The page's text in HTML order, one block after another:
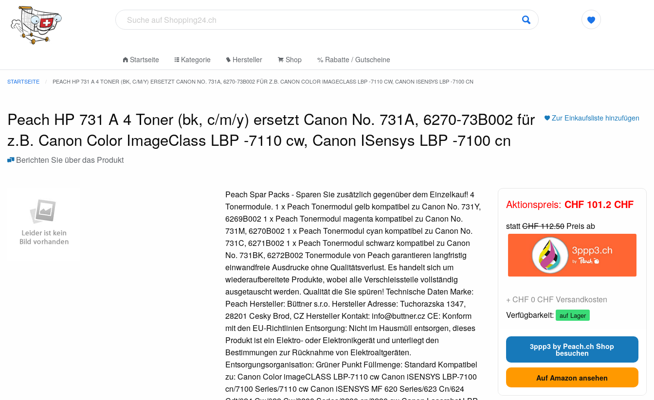
Startseite Kategorie Hersteller Shop % Rabatte / Gutscheine
STARTSEITE PEACH HP 731 A 4 TONER (BK, C/M/Y) ERSETZT CANON NO. 731A, 6270-73B002 FÜR Z.B. CANON COLOR IMAGECLASS LBP -7110 CW, CANON ISENSYS LBP -7100 CN
Zur Einkaufsliste hinzufügen
Peach HP 731 A 4 Toner (bk, c/m/y) ersetzt Canon No. 731A, 6270-73B002 für
z.B. Canon Color ImageClass LBP -7110 cw, Canon ISensys LBP -7100 cn
Berichten Sie über das Produkt
Peach Spar Packs - Sparen Sie zusätzlich gegenüber dem Einzelkauf! 4
Tonermodule. 1 x Peach Tonermodul gelb kompatibel zu Canon No. 731Y,
6269B002 1 x Peach Tonermodul magenta kompatibel zu Canon No.
731M, 6270B002 1 x Peach Tonermodul cyan kompatibel zu Canon No.
731C, 6271B002 1 x Peach Tonermodul schwarz kompatibel zu Canon
No. 731BK, 6272B002 Tonermodule von Peach garantieren langfristig
einwandfreie Ausdrucke ohne Qualitätsverlust. Es handelt sich um
wiederaufbereitete Produkte, wobei alle Verschleissteile vollständig
ausgetauscht werden. Qualität die Sie spüren! Technische Daten Marke:
Peach Hersteller: Büttner s.r.o. Hersteller Adresse: Tuchorazska 1347,
28201 Cesky Brod, CZ Hersteller Kontakt: info@buttner.cz CE: Konform
mit den EU-Richtlinien Entsorgung: Nicht im Hausmüll entsorgen, dieses
Produkt ist ein Elektro- oder Elektronikgerät und unterliegt den
Bestimmungen zur Rücknahme von Elektroaltgeräten.
Entsorgungsorganisation: Grüner Punkt Füllmenge: Standard Kompatibel
zu: Canon Color imageCLASS LBP-7110 cw Canon iSENSYS LBP-7100
cn/7100 Series/7110 cw Canon iSENSYS MF 620 Series/623 Cn/624
Aktionspreis: CHF 101.2 CHF
stattCHF 112.50Preis ab
+ CHF 0 CHF Versandkosten
Verfügbarkeit:
auf Lager
3ppp3 by Peach.ch Shop
besuchen
Auf Amazon ansehen